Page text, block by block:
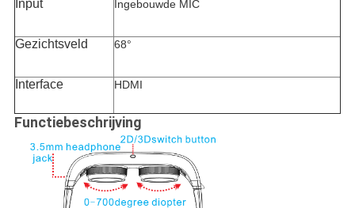
Input Ingebouwde MIC
Gezichtsveld 68°
Interface HDMI
Functiebeschrijving